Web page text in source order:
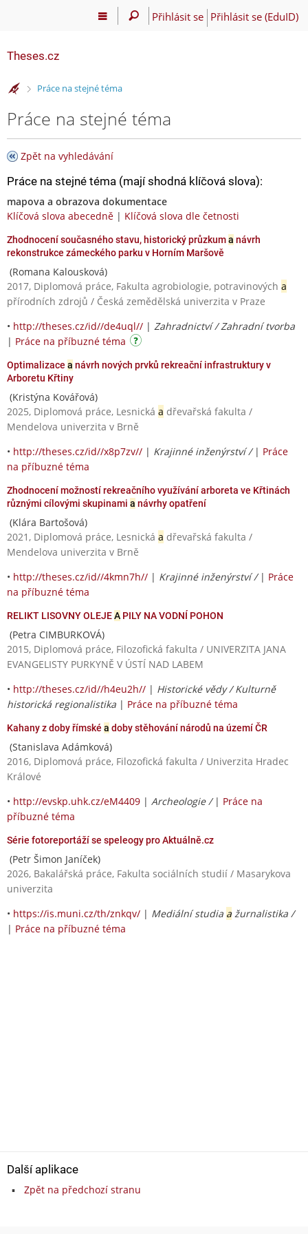
Přihlásit se Přihlásit se (EduID)
Theses.cz
>Práce na stejné téma
Práce na stejné téma
Zpět na vyhledávání
Práce na stejné téma (mají shodná klíčová slova):
mapova a obrazova dokumentace
Klíčová slova abecedně | Klíčová slova dle četnosti
Zhodnocení současného stavu, historický průzkuma návrh
rekonstrukce zámeckého parku v Horním Maršově
(Romana Kalousková)
2017, Diplomová práce, Fakulta agrobiologie, potravinových a
přírodních zdrojů / Česká zemědělská univerzita v Praze
• http://theses.cz/id//de4uql// | Zahradnictví / Zahradní tvorba
| Práce na příbuzné téma
Optimalizace a návrh nových prvků rekreační infrastruktury v
Arboretu Křtiny
(Kristýna Kovářová)
2025, Diplomová práce, Lesnická a dřevařská fakulta /
Mendelova univerzita v Brně
• http://theses.cz/id//x8p7zv// | Krajinné inženýrství / | Práce
na příbuzné téma
Zhodnocení možností rekreačního využívání arboreta ve Křtinách
různými cílovými skupinami a návrhy opatření
(Klára Bartošová)
2021, Diplomová práce, Lesnická a dřevařská fakulta /
Mendelova univerzita v Brně
• http://theses.cz/id//4kmn7h// | Krajinné inženýrství / | Práce
na příbuzné téma
RELIKT LISOVNY OLEJEA PILY NA VODNÍ POHON
(Petra CIMBURKOVÁ)
2015, Diplomová práce, Filozofická fakulta / UNIVERZITA JANA
EVANGELISTY PURKYNĚ V ÚSTÍ NAD LABEM
• http://theses.cz/id//h4eu2h// | Historické vědy / Kulturně
historická regionalistika | Práce na příbuzné téma
Kahany z doby římské a doby stěhování národů na území ČR
(Stanislava Adámková)
2016, Diplomová práce, Filozofická fakulta / Univerzita Hradec
Králové
• http://evskp.uhk.cz/eM4409 | Archeologie / | Práce na
příbuzné téma
Série fotoreportáží se speleogy pro Aktuálně.cz
(Petr Šimon Janíček)
2026, Bakalářská práce, Fakulta sociálních studií / Masarykova
univerzita
• https://is.muni.cz/th/znkqv/ | Mediální studia a žurnalistika /
| Práce na příbuzné téma
Další aplikace
Zpět na předchozí stranu